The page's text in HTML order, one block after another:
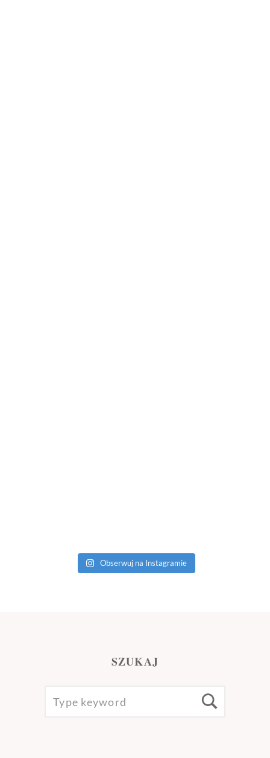
Obserwuj na Instagramie
SZUKAJ
FOR: